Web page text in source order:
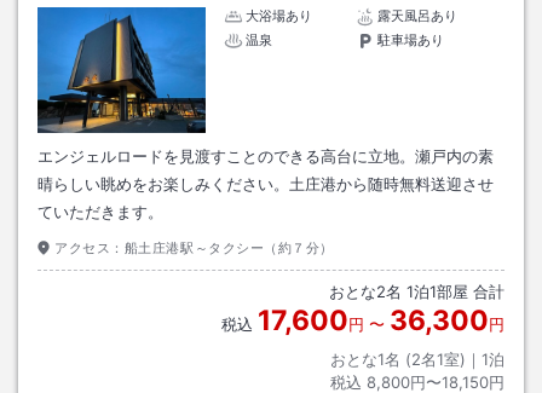
大浴場あり
露天風呂あり
温泉
駐車場あり
エンジェルロードを見渡すことのできる高台に立地。瀬戸内の素
晴らしい眺めをお楽しみください。土庄港から随時無料送迎させ
ていただきます。
アクセス： 船土庄港駅～タクシー（約７分）
おとな2名 1泊1部屋 合計
税込 17,600円 〜 36,300円
おとな1名 (2名1室)｜ 1泊
税込 8,800円〜18,150円